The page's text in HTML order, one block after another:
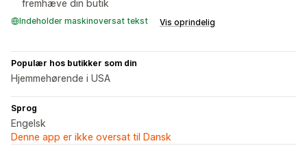
fremhæve din butik
Indeholder maskinoversat tekst Vis oprindelig
Populær hos butikker som din
Hjemmehørende i USA
Sprog
Engelsk
Denne app er ikke oversat til Dansk